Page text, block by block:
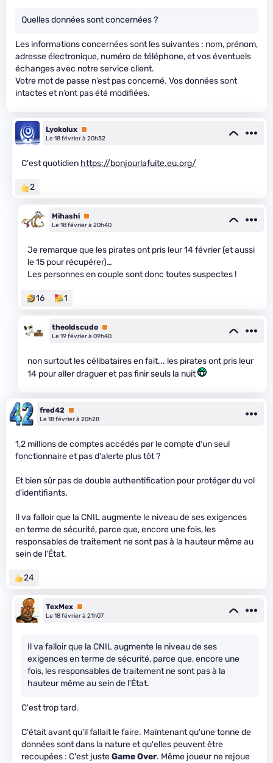
Quelles données sont concernées ?
Les informations concernées sont les suivantes : nom, prénom,
adresse électronique, numéro de téléphone, et vos éventuels
échanges avec notre service client.
Votre mot de passe n’est pas concerné. Vos données sont
intactes et n’ont pas été modifiées.
Lyokolux Premium
Le 18 février à 20h32
C'est quotidien https://bonjourlafuite.eu.org/
2
Mihashi Premium
Le 18 février à 20h40
Je remarque que les pirates ont pris leur 14 février (et aussi
le 15 pour récupérer)…
Les personnes en couple sont donc toutes suspectes !
16 1
theoldscudo Premium
Le 19 février à 09h40
non surtout les célibataires en fait... les pirates ont pris leur
14 pour aller draguer et pas finir seuls la nuit
fred42 Premium
Le 18 février à 20h28
1,2 millions de comptes accédés par le compte d'un seul
fonctionnaire et pas d'alerte plus tôt ?
Et bien sûr pas de double authentification pour protéger du vol
d’identifiants.
Il va falloir que la CNIL augmente le niveau de ses exigences
en terme de sécurité, parce que, encore une fois, les
responsables de traitement ne sont pas à la hauteur même au
sein de l'État.
24
TexMex Premium
Le 18 février à 21h07
Il va falloir que la CNIL augmente le niveau de ses
exigences en terme de sécurité, parce que, encore une
fois, les responsables de traitement ne sont pas à la
hauteur même au sein de l'État.
C'est trop tard.
C'était avant qu'il fallait le faire. Maintenant qu'une tonne de
données sont dans la nature et qu'elles peuvent être
recoupées : C'est justeGame Over. Même joueur ne rejoue